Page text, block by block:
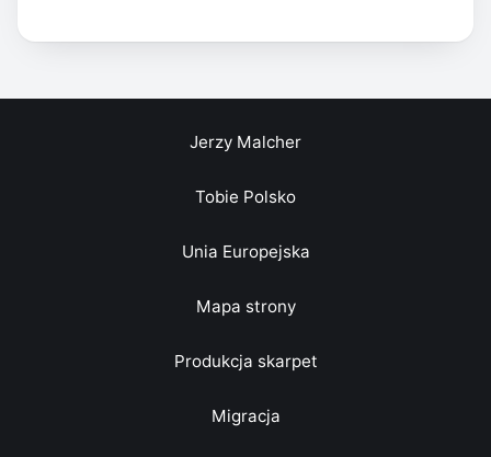
Jerzy Malcher
Tobie Polsko
Unia Europejska
Mapa strony
Produkcja skarpet
Migracja